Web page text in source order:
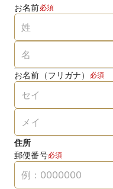
お名前必須
お名前（フリガナ） 必須
住所
郵便番号必須